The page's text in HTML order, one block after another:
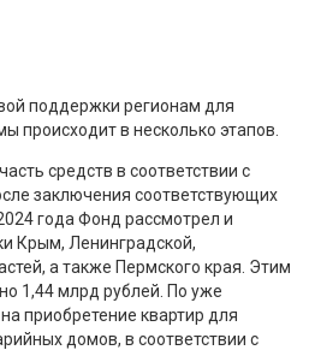
поддержки регионам для
происходит в несколько этапов.
средств в соответствии с
заключения соответствующих
года Фонд рассмотрел и
Крым, Ленинградской,
а также Пермского края. Этим
1,44 млрд рублей. По уже
приобретение квартир для
домов, в соответствии с